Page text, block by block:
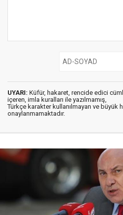
UYARI: Küfür, hakaret, rencide edici
içeren, imla kuralları ile yazılmamış,
Türkçe karakter kullanılmayan ve büyük
onaylanmamaktadır.